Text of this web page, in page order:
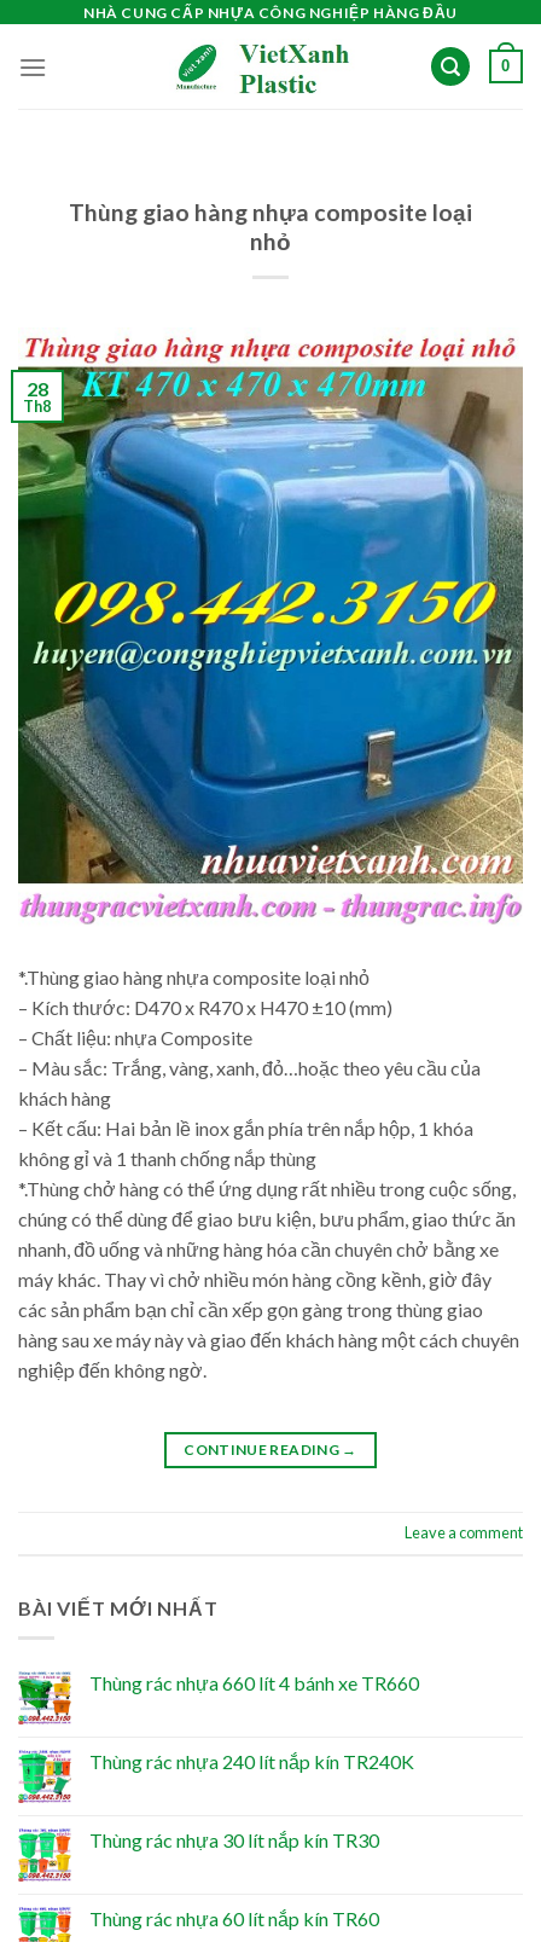
content
NHÀ CUNG CẤP NHỰA CÔNG NGHIỆP HÀNG ĐẦU
0
Thùng giao hàng nhựa composite loại
nhỏ
28
Th8
*.Thùng giao hàng nhựa composite loại nhỏ
– Kích thước: D470 x R470 x H470 ±10 (mm)
– Chất liệu: nhựa Composite
– Màu sắc: Trắng, vàng, xanh, đỏ…hoặc theo yêu cầu của
khách hàng
– Kết cấu: Hai bản lề inox gắn phía trên nắp hộp, 1 khóa
không gỉ và 1 thanh chống nắp thùng
*.Thùng chở hàng có thể ứng dụng rất nhiều trong cuộc sống,
chúng có thể dùng để giao bưu kiện, bưu phẩm, giao thức ăn
nhanh, đồ uống và những hàng hóa cần chuyên chở bằng xe
máy khác. Thay vì chở nhiều món hàng cồng kềnh, giờ đây
các sản phẩm bạn chỉ cần xếp gọn gàng trong thùng giao
hàng sau xe máy này và giao đến khách hàng một cách chuyên
nghiệp đến không ngờ.
CONTINUE READING →
Leave a comment
BÀI VIẾT MỚI NHẤT
Thùng rác nhựa 660 lít 4 bánh xe TR660
Thùng rác nhựa 240 lít nắp kín TR240K
Thùng rác nhựa 30 lít nắp kín TR30
Thùng rác nhựa 60 lít nắp kín TR60